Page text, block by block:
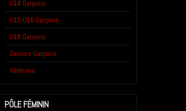
U14 Garçons
U15-U16 Garçons
U18 Garçons
Seniors Garçons
Vétérans
PÔLE FÉMININ